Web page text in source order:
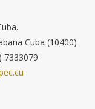
Cuba (10400)
7333079